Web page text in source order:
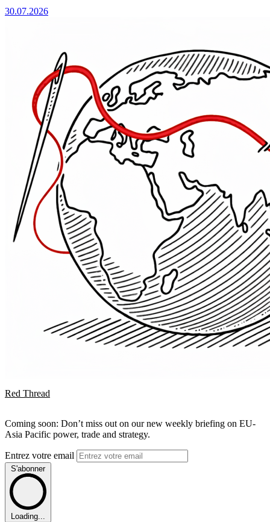
30.07.2026
Red Thread
Coming soon: Don’t miss out on our new weekly briefing on EU-
Asia Pacific power, trade and strategy.
Entrez votre email
S'abonner
Loading...